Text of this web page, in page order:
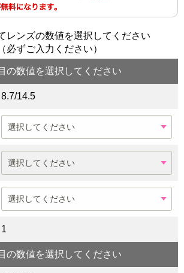
レンズの数値を選択してください
（必ずご入力ください）
の数値を選択してください
8.7/14.5
1
の数値を選択してください